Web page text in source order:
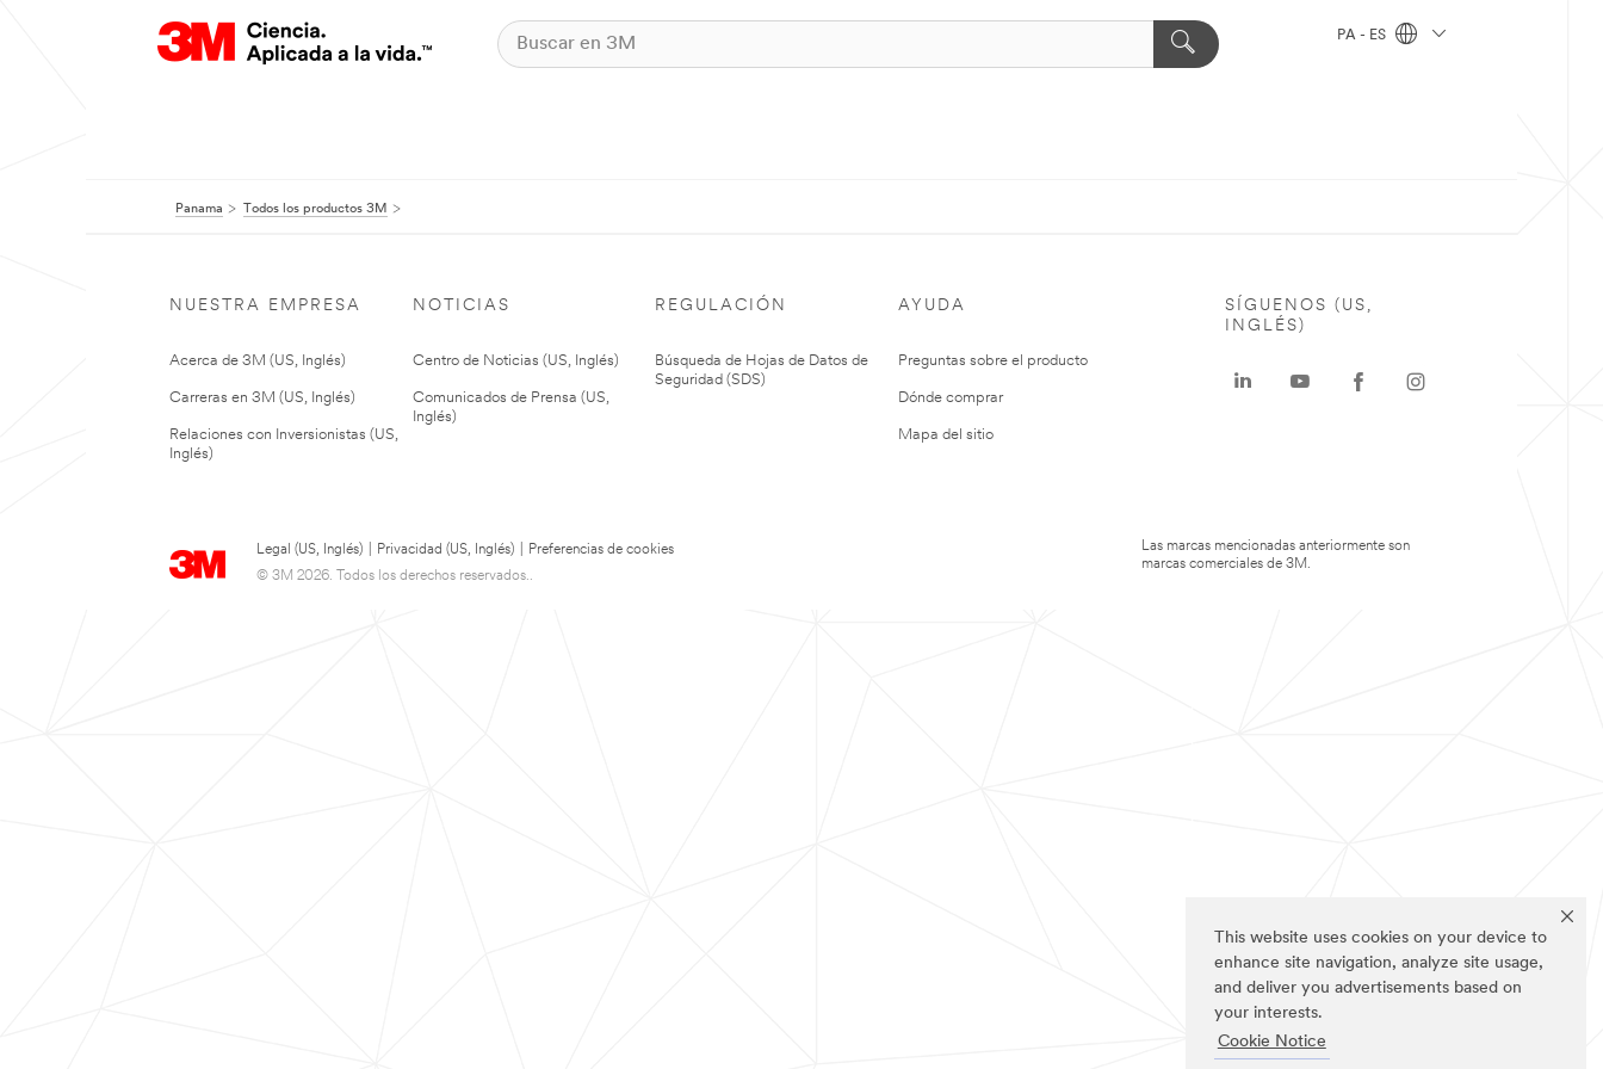
This website uses cookies on your device to
enhance site navigation, analyze site usage,
and deliver you advertisements based on
your interests.
Cookie Notice
PA - ES
Panama Todos los productos 3M
NUESTRA EMPRESA
Acerca de 3M (US, Inglés)
Carreras en 3M (US, Inglés)
Relaciones con Inversionistas (US,
Inglés)
NOTICIAS
Centro de Noticias (US, Inglés)
Comunicados de Prensa (US,
Inglés)
REGULACIÓN
Búsqueda de Hojas de Datos de
Seguridad (SDS)
AYUDA
Preguntas sobre el producto
Dónde comprar
Mapa del sitio
Legal (US, Inglés) Privacidad (US, Inglés)
Preferencias de cookies
© 3M 2026. Todos los derechos reservados..
SÍGUENOS (US,
INGLÉS)
Las marcas mencionadas anteriormente son
marcas comerciales de 3M.